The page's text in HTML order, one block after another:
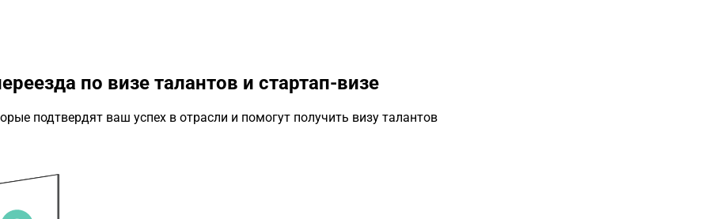
по визе талантов и стартап-визе
подтвердят ваш успех в отрасли и помогут получить визу талантов